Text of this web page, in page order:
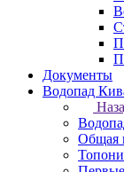
Документы
Водопад
Общая